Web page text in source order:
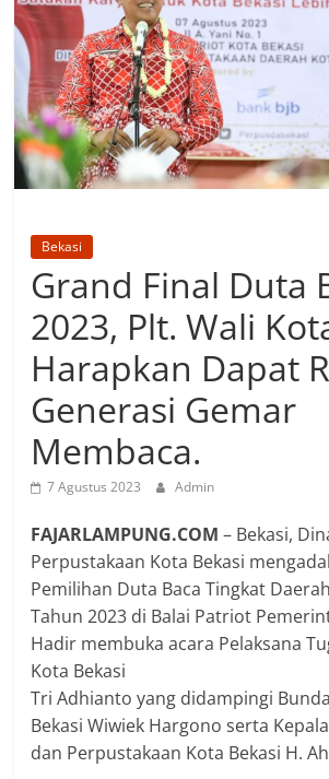
Bekasi
Grand Final Duta
2023, Plt. Wali
Harapkan Dapat
Generasi Gemar
Membaca.
7 Agustus 2023 Admin
FAJARLAMPUNG.COM– Bekasi,
Perpustakaan Kota Bekasi
Pemilihan Duta Baca Tingkat
Tahun 2023 di Balai Patriot
Hadir membuka acara Pelaksana
Kota Bekasi
Tri Adhianto yang didampingi
Bekasi Wiwiek Hargono serta
dan Perpustakaan Kota Bekasi H.